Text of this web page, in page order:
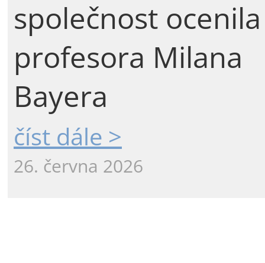
společnost ocenila
profesora Milana
Bayera
číst dále >
26. června 2026